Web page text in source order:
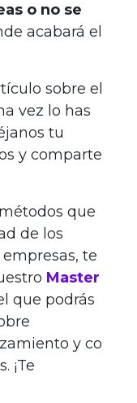
o no se
acabará el
sobre el
vez lo has
tu
y comparte
que
de los
te
Master
que podrás
y co
¡Te